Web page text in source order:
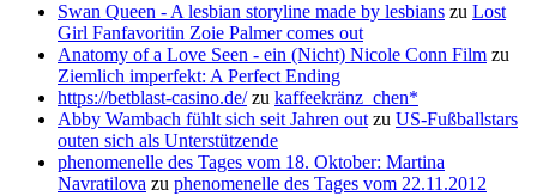
Swan Queen - A lesbian storyline made by lesbians zu Lost
Girl Fanfavoritin Zoie Palmer comes out
Anatomy of a Love Seen - ein (Nicht) Nicole Conn Film zu
Ziemlich imperfekt: A Perfect Ending
https://betblast-casino.de/zu kaffeekränz_chen*
Abby Wambach fühlt sich seit Jahren out zu US-Fußballstars
outen sich als Unterstützende
phenomenelle des Tages vom 18. Oktober: Martina
Navratilova zu phenomenelle des Tages vom 22.11.2012